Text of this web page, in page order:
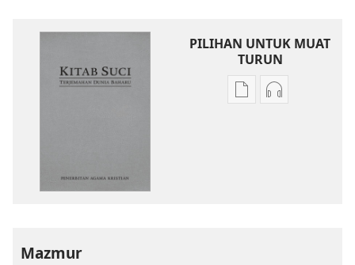
PILIHAN UNTUK MUAT
TURUN
PilihanPilihan
Mazmur